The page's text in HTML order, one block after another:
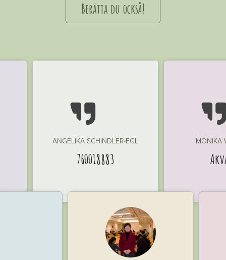
Berätta du också!

ANGELIKA SCHINDLER-EGL
760018883

MONIKA